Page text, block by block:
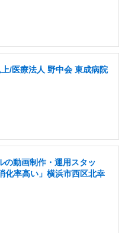
/医療法人 野中会 東成病院
の動画制作・運用スタッ
化率高い」横浜市西区北幸